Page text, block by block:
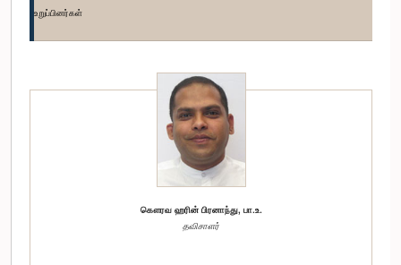
உறுப்பினர்கள்
கௌரவ ஹரின் பிரனாந்து, பா.உ.
தவிசாளர்